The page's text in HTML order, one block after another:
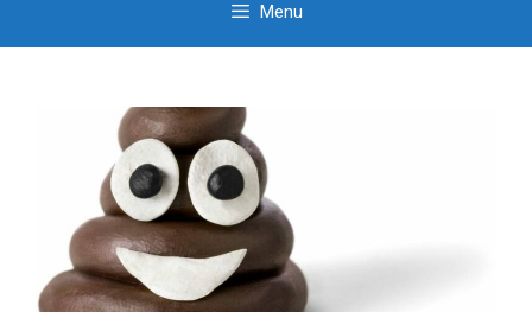
Menu